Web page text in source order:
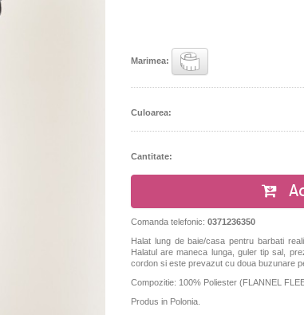
Marimea:
Culoarea:
Cantitate:
Comanda telefonic: 0371236350
Halat lung de baie/casa pentru barbati
Halatul are maneca lunga, guler tip sal,
cordon si este prevazut cu doua buzunare
Compozitie: 100% Poliester (FLANNEL
Produs in Polonia.